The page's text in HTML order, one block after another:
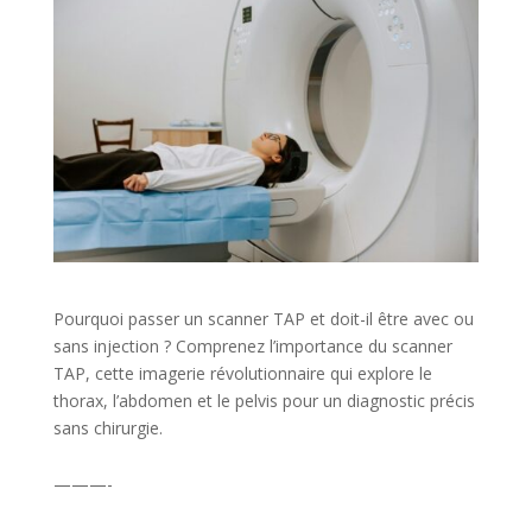
Pourquoi passer un scanner TAP et doit-il être avec ou
sans injection ? Comprenez l’importance du scanner
TAP, cette imagerie révolutionnaire qui explore le
thorax, l’abdomen et le pelvis pour un diagnostic précis
sans chirurgie.
———-